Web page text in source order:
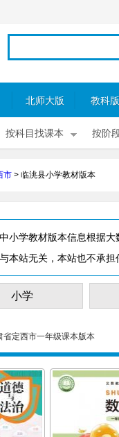
北师大版 教科版
按科目找课本 按阶
市 > 临洮县小学教材版本
中小学教材版本信息根据
本站无关，本站也不承
小学
省定西市一年级课本版本